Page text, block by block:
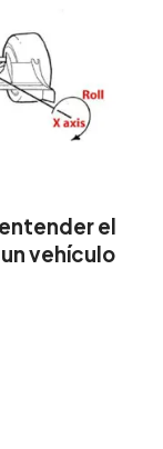
el
vehículo